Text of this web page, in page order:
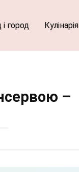
і город Кулінарія
–